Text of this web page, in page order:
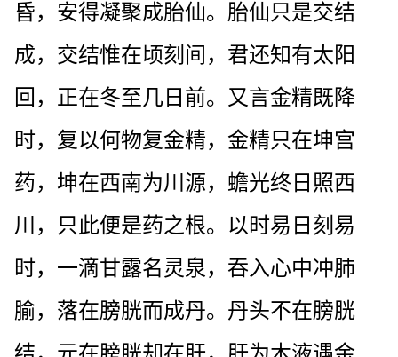
昏，安得凝聚成胎仙。胎仙只是交结
成，交结惟在顷刻间，君还知有太阳
回，正在冬至几日前。又言金精既降
时，复以何物复金精，金精只在坤宫
药，坤在西南为川源，蟾光终日照西
川，只此便是药之根。以时易日刻易
时，一滴甘露名灵泉，吞入心中冲肺
腧，落在膀胱而成丹。丹头不在膀胱